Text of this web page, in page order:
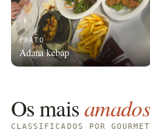
PRATO
Adana kebap
Os maisamados
CLASSIFICADOS POR